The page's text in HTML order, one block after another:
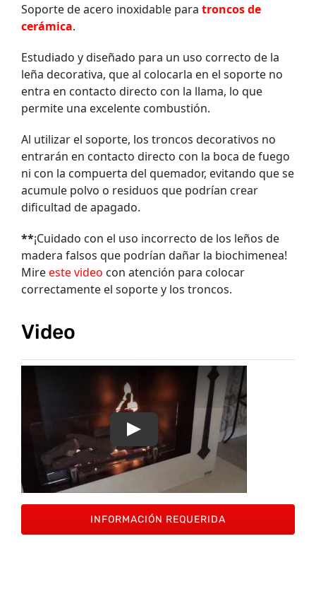
Soporte de acero inoxidable para troncos de
cerámica.
Estudiado y diseñado para un uso correcto de la
leña decorativa, que al colocarla en el soporte no
entra en contacto directo con la llama, lo que
permite una excelente combustión.
Al utilizar el soporte, los troncos decorativos no
entrarán en contacto directo con la boca de fuego
ni con la compuerta del quemador, evitando que se
acumule polvo o residuos que podrían crear
dificultad de apagado.
**¡Cuidado con el uso incorrecto de los leños de
madera falsos que podrían dañar la biochimenea!
Mireeste video con atención para colocar
correctamente el soporte y los troncos.
Video
INFORMACIÓN REQUERIDA